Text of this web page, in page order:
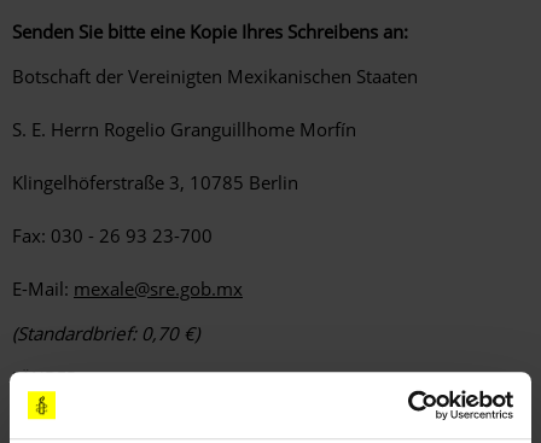
Senden Sie bitte eine Kopie Ihres Schreibens an:
Botschaft der Vereinigten Mexikanischen Staaten
S. E. Herrn Rogelio Granguillhome Morfín
Klingelhöferstraße 3, 10785 Berlin
Fax: 030 - 26 93 23-700
E-Mail: mexale@sre.gob.mx
(Standardbrief: 0,70 €)
LÄNDER
Mexiko